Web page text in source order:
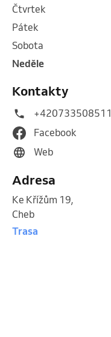
čtvrtek
pátek
sobota
neděle
Kontakty
+420733508511
Facebook
Web
Adresa
Ke Křížům 19,
Cheb
Trasa